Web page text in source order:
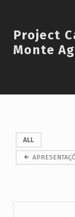
Introduction
Project
Monte
P
r
o
ALL